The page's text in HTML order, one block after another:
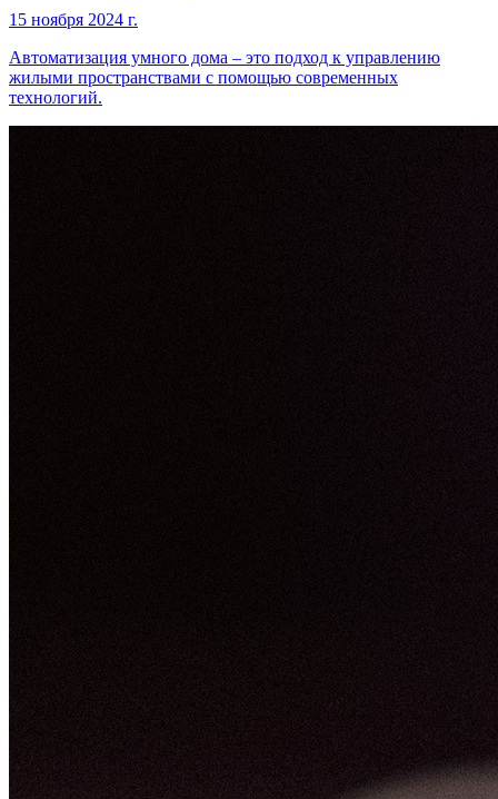
15 ноября 2024 г.
Автоматизация умного дома – это подход к управлению
жилыми пространствами с помощью современных
технологий.